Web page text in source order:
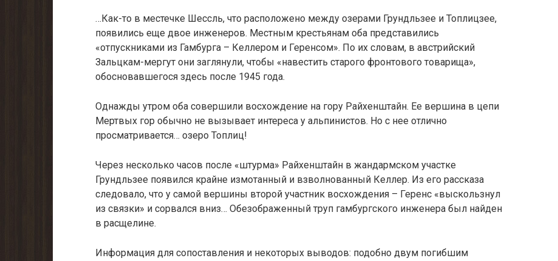
…Как-то в местечке Шессль, что расположено между озерами Грундльзее и Топлицзее,
появились еще двое инженеров. Местным крестьянам оба представились
«отпускниками из Гамбурга – Келлером и Геренсом». По их словам, в австрийский
Зальцкам-мергут они заглянули, чтобы «навестить старого фронтового товарища»,
обосновавшегося здесь после 1945 года.
Однажды утром оба совершили восхождение на гору Райхенштайн. Ее вершина в цепи
Мертвых гор обычно не вызывает интереса у альпинистов. Но с нее отлично
просматривается… озеро Топлиц!
Через несколько часов после «штурма» Райхенштайн в жандармском участке
Грундльзее появился крайне измотанный и взволнованный Келлер. Из его рассказа
следовало, что у самой вершины второй участник восхождения – Геренс «выскользнул
из связки» и сорвался вниз… Обезображенный труп гамбургского инженера был найден
в расщелине.
Информация для сопоставления и некоторых выводов: подобно двум погибшим